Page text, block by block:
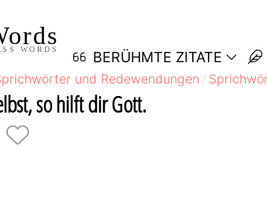
WORDS BERÜHMTE ZITATE
und Redewendungen
so hilft dir Gott.